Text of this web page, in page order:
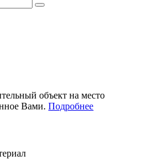
объект на место
Вами.Подробнее